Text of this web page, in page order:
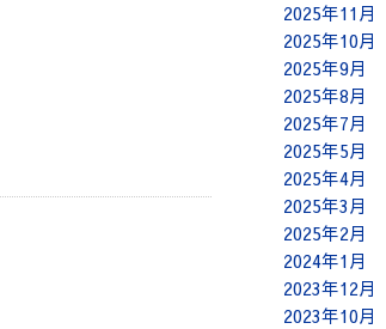
2025年11月
2025年10月
2025年9月
2025年8月
2025年7月
2025年5月
2025年4月
2025年3月
2025年2月
2024年1月
2023年12月
2023年10月